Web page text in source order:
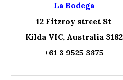
La Bodega
12 Fitzroy street St
Kilda VIC, Australia 3182
+61 3 9525 3875